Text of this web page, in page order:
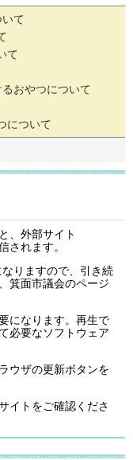
て
て
おやつについて
について
、外部サイト
されます。
りますので、引き続
箕面市議会のページ
になります。再生で
必要なソフトウェア
ウザの更新ボタンを
イトをご確認くださ